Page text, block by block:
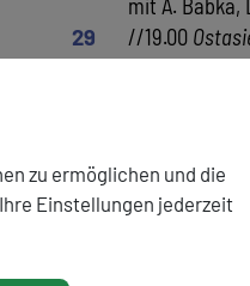
29
//19.00
Leopold
Leopold
30
oktober
Lorenz
zu ermöglichen und die
Einstellungen jederzeit